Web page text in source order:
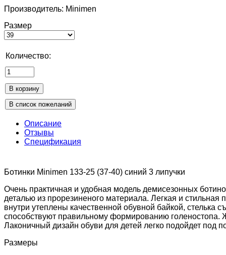
Производитель: Minimen
Размер
Количество:
Описание
Отзывы
Спецификация
Ботинки Minimen 133-25 (37-40) синий 3 липучки
Очень практичная и удобная модель демисезонных
деталью из прорезиненого материала. Легкая и
внутри утеплены качественной обувной байкой, стелька
способствуют правильному формированию голеностопа.
Лаконичный дизайн обуви для детей легко подойдет под
Размеры